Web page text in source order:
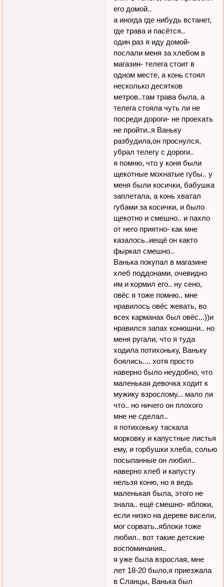
его домой..
а иногда где нибудь встанет,
где трава и пасётся..
один раз я иду домой-
послали меня за хлебом в
магазин- телега стоит в
одном месте, а конь стоял
несколько десятков
метров..там трава была, а
телега стояла чуть ли не
посреди дороги- не проехать
не пройти..я Ваньку
разбудила,он проснулся,
убрал телегу с дороги..
я помню, что у коня были
щекотные мохнатые губы.. у
меня были косички, бабушка
заплетала, а конь хватал
губами за косички, и было
щекотно и смешно.. и пахло
от него приятно- как мне
казалось..иещё он както
фыркал смешно..
Ванька покупал в магазине
хлеб поддонами, очевидно
им и кормил его.. ну сено,
овёс я тоже помню.. мне
нравилось овёс жевать, во
всех карманах был овёс...))и
нравился запах конюшни.. но
меня ругали, что я туда
ходила потихоньку, Ваньку
боялись.... хотя просто
наверно было неудобно, что
маленькая девочка ходит к
мужику взрослому... мало ли
что.. но ничего он плохого
мне не сделал..
я потихоньку таскала
морковку и капустные листья
ему, и горбушки хлеба, солью
посыпанные он любил..
наверно хлеб и капусту
нельзя коню, но я ведь
маленькая была, этого не
знала.. ещё смешно- яблоки,
если низко на дереве висели,
мог сорвать..яблоки тоже
любил.. вот такие детские
воспоминания..
я уже была взрослая, мне
лет 18-20 было,я приезжала
в Сланцы, Ванька был